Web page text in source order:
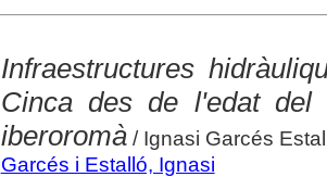
Infraestructures
Cinca des de l'edat
iberoromà/ Ignasi Garcés
Garcés i Estalló, Ignasi